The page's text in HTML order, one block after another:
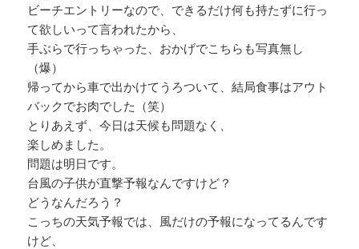
ビーチエントリーなので、できるだけ何も持たずに行っ
て欲しいって言われたから、
手ぶらで行っちゃった、おかげでこちらも写真無し
（爆）
帰ってから車で出かけてうろついて、結局食事はアウト
バックでお肉でした（笑）
とりあえず、今日は天候も問題なく、
楽しめました。
問題は明日です。
台風の子供が直撃予報なんですけど？
どうなんだろう？
こっちの天気予報では、風だけの予報になってるんです
けど、